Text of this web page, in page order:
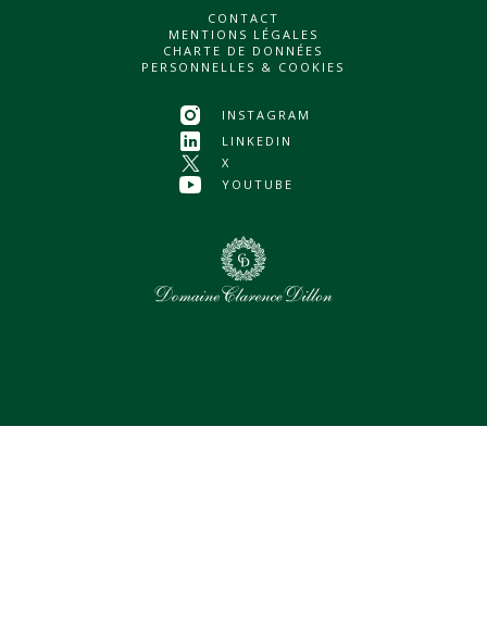
CONTACT
MENTIONS LÉGALES
CHARTE DE DONNÉES
PERSONNELLES & COOKIES
INSTAGRAM
LINKEDIN
X
YOUTUBE